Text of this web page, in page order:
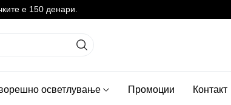
е 150 денари.
осветлување Промоции Контакт